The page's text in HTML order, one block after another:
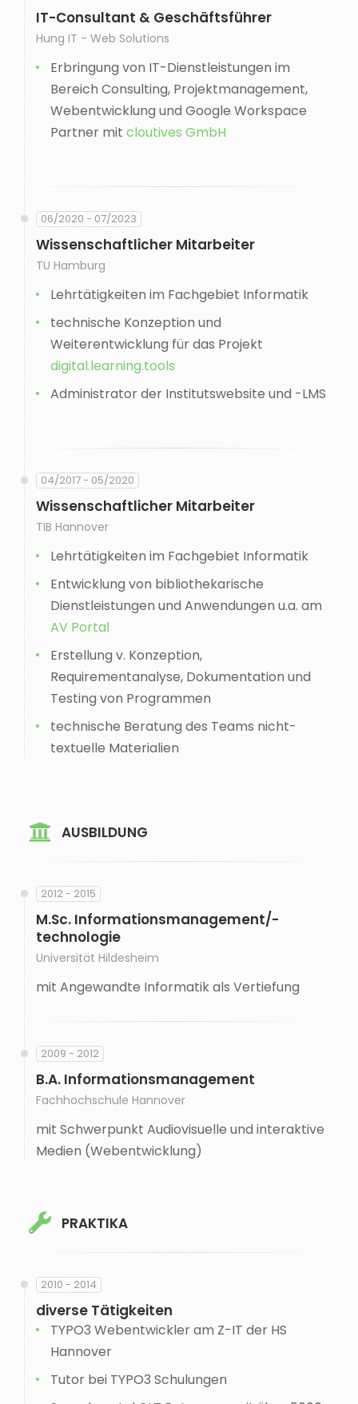
IT-Consultant & Geschäftsführer
Hung IT - Web Solutions
Erbringung von IT-Dienstleistungen im
Bereich Consulting, Projektmanagement,
Webentwicklung und Google Workspace
Partner mit cloutives GmbH
06/2020 - 07/2023
Wissenschaftlicher Mitarbeiter
TU Hamburg
Lehrtätigkeiten im Fachgebiet Informatik
technische Konzeption und
Weiterentwicklung für das Projekt
digital.learning.tools
Administrator der Institutswebsite und -LMS
04/2017 - 05/2020
Wissenschaftlicher Mitarbeiter
TIB Hannover
Lehrtätigkeiten im Fachgebiet Informatik
Entwicklung von bibliothekarische
Dienstleistungen und Anwendungen u.a. am
AV Portal
Erstellung v. Konzeption,
Requirementanalyse, Dokumentation und
Testing von Programmen
technische Beratung des Teams nicht-
textuelle Materialien
AUSBILDUNG
2012 - 2015
M.Sc. Informationsmanagement/-
technologie
Universität Hildesheim
mit Angewandte Informatik als Vertiefung
2009 - 2012
B.A. Informationsmanagement
Fachhochschule Hannover
mit Schwerpunkt Audiovisuelle und interaktive
Medien (Webentwicklung)
PRAKTIKA
2010 - 2014
diverse Tätigkeiten
TYPO3 Webentwickler am Z-IT der HS
Hannover
Tutor bei TYPO3 Schulungen